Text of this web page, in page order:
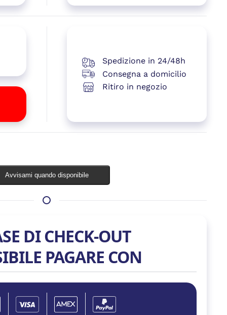
Spedizione in 24/48h
Consegna a domicilio
Ritiro in negozio
Avvisami quando disponibile
DI CHECK-OUT
PAGARE CON